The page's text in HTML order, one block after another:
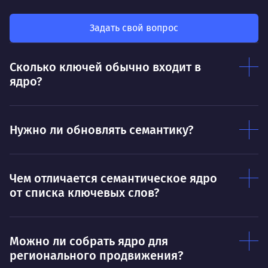
Делает так, чтобы результат работы всех
был больше, чем сумма результатов
Нравится
О работе
Ты — это то, что ты делаешь. Этим всё
Задать свой вопрос
Сколько ключей обычно входит в
ядро?
Нужно ли обновлять семантику?
Чем отличается семантическое ядро
от списка ключевых слов?
Можно ли собрать ядро для
регионального продвижения?